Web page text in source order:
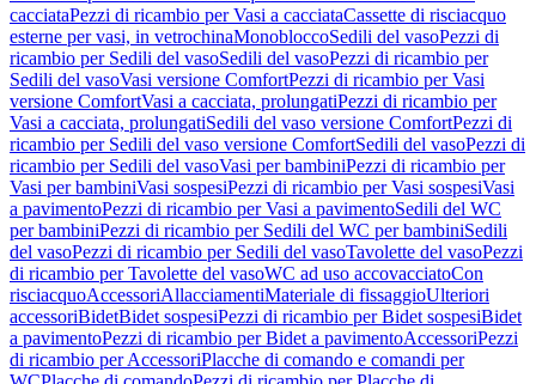
cacciataPezzi di ricambio per Vasi a cacciataCassette di risciacquo
esterne per vasi, in vetrochinaMonobloccoSedili del vasoPezzi di
ricambio per Sedili del vasoSedili del vasoPezzi di ricambio per
Sedili del vasoVasi versione ComfortPezzi di ricambio per Vasi
versione ComfortVasi a cacciata, prolungatiPezzi di ricambio per
Vasi a cacciata, prolungatiSedili del vaso versione ComfortPezzi di
ricambio per Sedili del vaso versione ComfortSedili del vasoPezzi di
ricambio per Sedili del vasoVasi per bambiniPezzi di ricambio per
Vasi per bambiniVasi sospesiPezzi di ricambio per Vasi sospesiVasi
a pavimentoPezzi di ricambio per Vasi a pavimentoSedili del WC
per bambiniPezzi di ricambio per Sedili del WC per bambiniSedili
del vasoPezzi di ricambio per Sedili del vasoTavolette del vasoPezzi
di ricambio per Tavolette del vasoWC ad uso accovacciatoCon
risciacquoAccessoriAllacciamentiMateriale di fissaggioUlteriori
accessoriBidetBidet sospesiPezzi di ricambio per Bidet sospesiBidet
a pavimentoPezzi di ricambio per Bidet a pavimentoAccessoriPezzi
di ricambio per AccessoriPlacche di comando e comandi per